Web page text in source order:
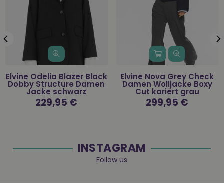
Elvine Odelia Blazer Black
Dobby Structure Damen
Jacke schwarz
Normaler
Preis
229,95 €
Elvine Nova Grey Check
Damen Wolljacke Boxy
Cut kariert grau
Normaler
Preis
299,95 €
INSTAGRAM
Follow us